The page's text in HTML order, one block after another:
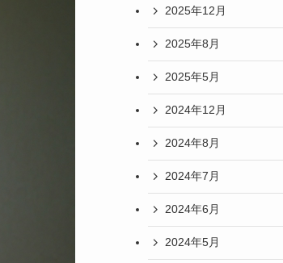
2025年12月
2025年8月
2025年5月
2024年12月
2024年8月
2024年7月
2024年6月
2024年5月